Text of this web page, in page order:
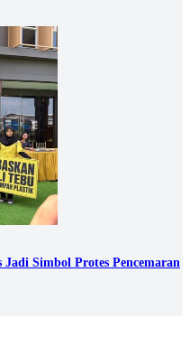
Jadi Simbol Protes Pencemaran